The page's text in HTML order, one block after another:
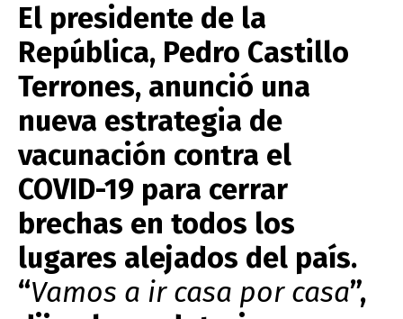
El presidente de la
República, Pedro Castillo
Terrones, anunció una
nueva estrategia de
vacunación contra el
COVID-19 para cerrar
brechas en todos los
lugares alejados del país.
“Vamos a ir casa por casa”,